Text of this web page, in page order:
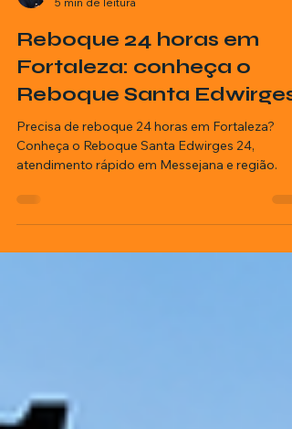
Luiz Prestes
5 min de leitura
Reboque 24 horas em
Fortaleza: conheça o
Reboque Santa Edwirges
Precisa de reboque 24 horas em Fortaleza?